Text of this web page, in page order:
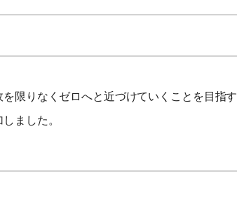
限りなくゼロへと近づけていくことを目指す
ました。